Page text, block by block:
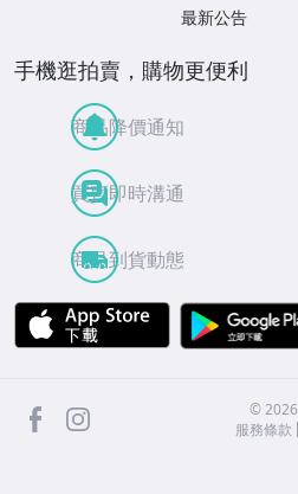
最新公告
手機逛拍賣，購物更便利
商品降價通知
買賣即時溝通
商品到貨動態
APP Store
facebook ©2026
服務條款